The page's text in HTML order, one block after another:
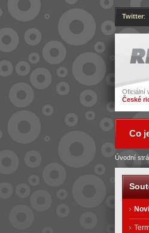
Oficiální
České
Twitter:
Úvodní
Co